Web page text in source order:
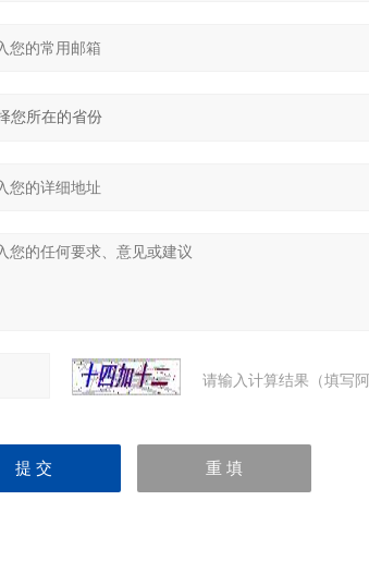
请输入计算结果（填写